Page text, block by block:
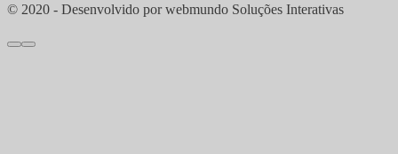
© 2020 - Desenvolvido por webmundo Soluções Interativas